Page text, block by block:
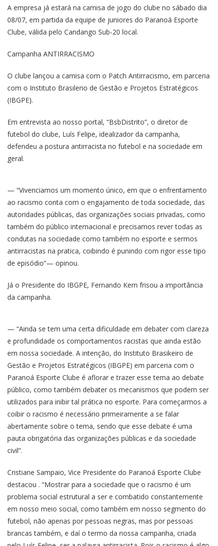
A empresa já estará na camisa de jogo do clube no sábado dia
08/07, em partida da equipe de juniores do Paranoá Esporte
Clube, válida pelo Candango Sub-20 local.
Campanha ANTIRRACISMO
O clube lançou a camisa com o Patch Antirracismo, em parceria
com o Instituto Brasilerio de Gestão e Projetos Estratégicos
(IBGPE).
Em entrevista ao nosso portal, “BsbDistrito”, o diretor de
futebol do clube, Luís Felipe, idealizador da campanha,
defendeu a postura antirracista no futebol e na sociedade em
geral.
— “Vivenciamos um momento único, em que o enfrentamento
ao racismo conta com o engajamento de toda sociedade, das
autoridades públicas, das organizações sociais privadas, como
também do público internacional e precisamos rever todas as
condutas na sociedade como também no esporte e sermos
antirracistas na pratica, coibindo é punindo com rigor esse tipo
de episódio”— opinou.
Já o Presidente do IBGPE, Fernando Kern frisou a importância
da campanha.
— “Ainda se tem uma certa dificuldade em debater com clareza
e profundidade os comportamentos racistas que ainda estão
em nossa sociedade. A intenção, do Instituto Brasikeiro de
Gestão e Projetos Estratégicos (IBGPE) em parceria com o
Paranoá Esporte Clube é aflorar e trazer esse tema ao debate
público, como também debater os mecanismos que podem ser
utilizados para inibir tal prática no esporte. Para começarmos a
coibir o racismo é necessário primeiramente a se falar
abertamente sobre o tema, sendo que esse debate é uma
pauta obrigatória das organizações públicas e da sociedade
civil”.
Cristiane Sampaio, Vice Presidente do Paranoá Esporte Clube
destacou . “Mostrar para a sociedade que o racismo é um
problema social estrutural a ser e combatido constantemente
em nosso meio social, como também em nosso segmento do
futebol, não apenas por pessoas negras, mas por pessoas
brancas também, e daí o termo da nossa campanha, criada